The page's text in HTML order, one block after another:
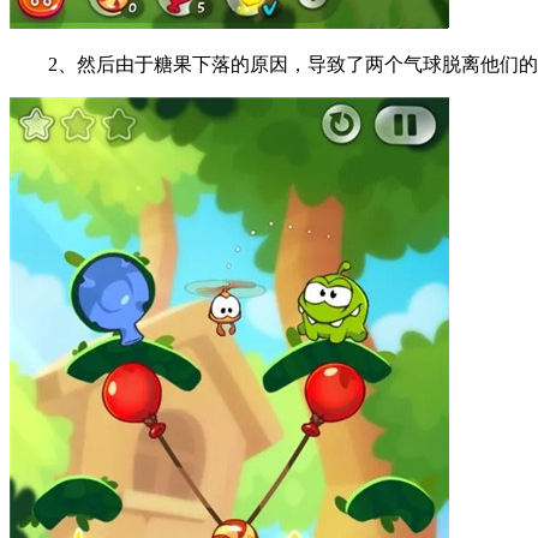
2、然后由于糖果下落的原因，导致了两个气球脱离他们